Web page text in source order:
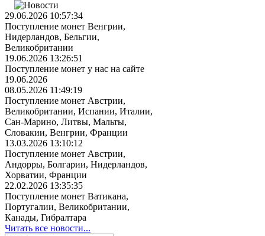
29.06.2026 10:57:34
Поступление монет Венгрии,
Нидерландов, Бельгии,
Великобритании
19.06.2026 13:26:51
Поступление монет у нас на сайте
19.06.2026
08.05.2026 11:49:19
Поступление монет Австрии,
Великобритании, Испании, Италии,
Сан-Марино, Литвы, Мальты,
Словакии, Венгрии, Франции
13.03.2026 13:10:12
Поступление монет Австрии,
Андорры, Болгарии, Нидерландов,
Хорватии, Франции
22.02.2026 13:35:35
Поступление монет Ватикана,
Португалии, Великобритании,
Канады, Гибралтара
Читать все новости...